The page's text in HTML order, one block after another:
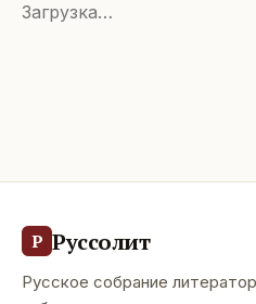
Загрузка…
Р Руссолит
Русское собрание